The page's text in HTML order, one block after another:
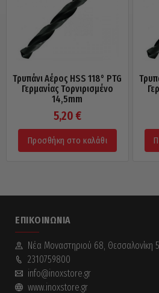
Τρυπάνι Αέρος HSS 118° PTG
Γερμανίας Τορνιρισμένο
14,5mm
5,20 €
Προσθήκη στο καλάθι
ΕΠΙΚΟΙΝΩΝΊΑ
Νέα Mοναστηριού 68, Θεσσαλονίκη
2310759800
info@inoxstore.gr
www.inoxstore.gr